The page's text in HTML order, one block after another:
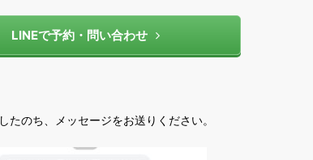
LINEで予約・問い合わせ
たのち、メッセージをお送りください。